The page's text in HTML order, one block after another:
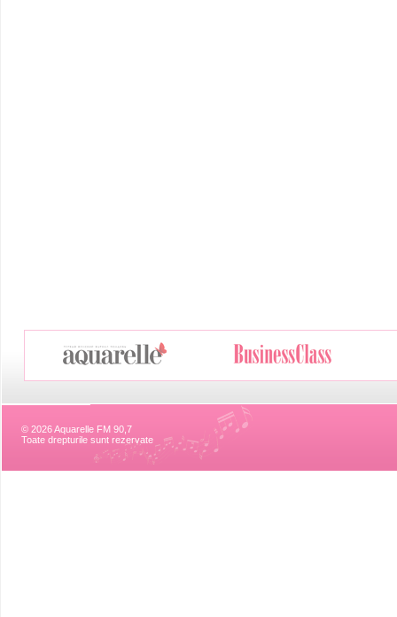
© 2026 Aquarelle FM 90,7
Toate drepturile sunt rezervate